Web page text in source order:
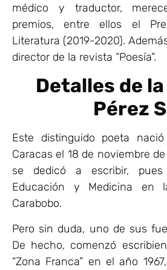
médico y traductor,
premios, entre ellos el
Literatura (2019-2020).
director de la revista “Poesía”.
Detalles de
Pérez
Este distinguido poeta
Caracas el 18 de noviembre
se dedicó a escribir, pues
Educación y Medicina en
Carabobo.
Pero sin duda, uno de sus
De hecho, comenzó
“Zona Franca” en el año